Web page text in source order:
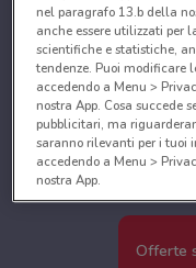
Offerte
nel paragrafo 13.b della
anche essere utilizzati per
scientifiche e statistiche,
tendenze. Puoi modificare
accedendo a Menu >
nostra App. Cosa succede
pubblicitari, ma
saranno rilevanti per i tuoi
accedendo a Menu >
nostra App.
Noi e i nostri
Utilizzare dati di
caratteristiche del